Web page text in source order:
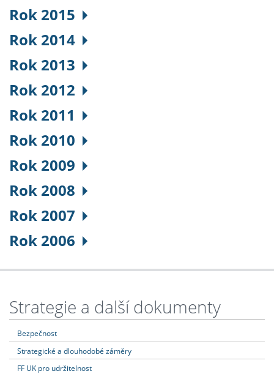
Rok 2015
Rok 2014
Rok 2013
Rok 2012
Rok 2011
Rok 2010
Rok 2009
Rok 2008
Rok 2007
Rok 2006
Strategie a další dokumenty
Bezpečnost
Strategické a dlouhodobé záměry
FF UK pro udržitelnost